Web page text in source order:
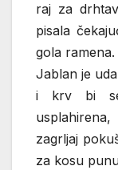
raj za
pisala
gola ramena.
Jablan je
i krv bi se
zagrljaj
za kosu